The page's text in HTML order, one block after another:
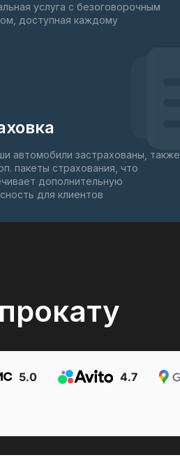
услуга с безоговорочным
доступная каждому
автомобили застрахованы, также
пакеты страхования, что
дополнительную
для клиентов
5.0 4.7